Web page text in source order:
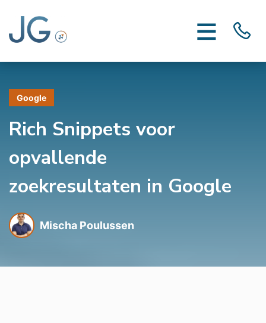
Google
Rich Snippets voor
opvallende
zoekresultaten in Google
Mischa Poulussen